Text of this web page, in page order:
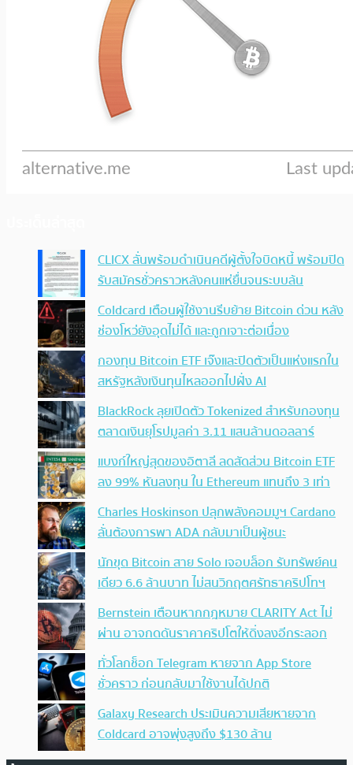
CLICX ลั่นพร้อมดำเนินคดีผู้ตั้งใจบิดหนี้ พร้อมปิด
รับสมัครชั่วคราวหลังคนแห่ยื่นจนระบบล้น
Coldcard เตือนผู้ใช้งานรีบย้าย Bitcoin ด่วน หลัง
ช่องโหว่ยังอุดไม่ได้ และถูกเจาะต่อเนื่อง
กองทุน Bitcoin ETF เจ๊งและปิดตัวเป็นแห่งแรกใน
สหรัฐหลังเงินทุนไหลออกไปฝั่ง AI
BlackRock ลุยเปิดตัว Tokenized สำหรับกองทุน
ตลาดเงินยุโรปมูลค่า 3.11 แสนล้านดอลลาร์
แบงก์ใหญ่สุดของอิตาลี ลดสัดส่วน Bitcoin ETF
ลง 99% หันลงทุน ใน Ethereum แทนถึง 3 เท่า
Charles Hoskinson ปลุกพลังคอมมูฯ Cardano
ลั่นต้องการพา ADA กลับมาเป็นผู้ชนะ
นักขุด Bitcoin สาย Solo เจอบล็อก รับทรัพย์คน
เดียว 6.6 ล้านบาท ไม่สนวิกฤตศรัทธาคริปโทฯ
Bernstein เตือนหากกฎหมาย CLARITY Act ไม่
ผ่าน อาจกดดันราคาคริปโตให้ดิ่งลงอีกระลอก
ทั่วโลกช็อก Telegram หายจาก App Store
ชั่วคราว ก่อนกลับมาใช้งานได้ปกติ
Galaxy Research ประเมินความเสียหายจาก
Coldcard อาจพุ่งสูงถึง $130 ล้าน